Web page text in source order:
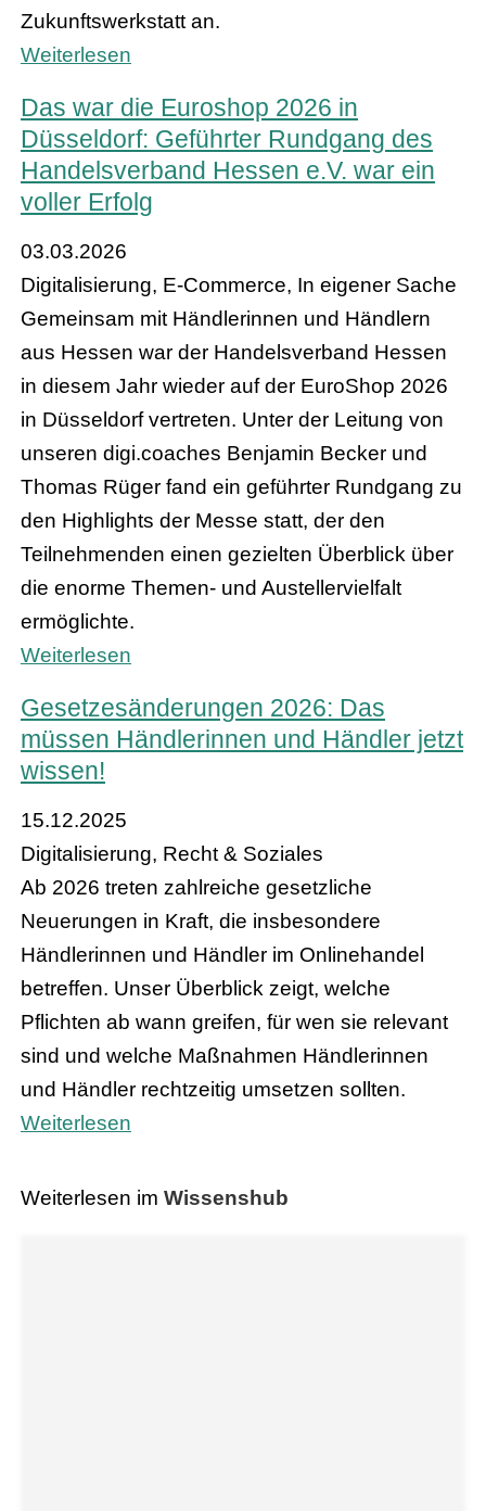
Zukunftswerkstatt an.
Weiterlesen
Das war die Euroshop 2026 in
Düsseldorf: Geführter Rundgang des
Handelsverband Hessen e.V. war ein
voller Erfolg
03.03.2026
Digitalisierung, E-Commerce, In eigener Sache
Gemeinsam mit Händlerinnen und Händlern
aus Hessen war der Handelsverband Hessen
in diesem Jahr wieder auf der EuroShop 2026
in Düsseldorf vertreten. Unter der Leitung von
unseren digi.coaches Benjamin Becker und
Thomas Rüger fand ein geführter Rundgang zu
den Highlights der Messe statt, der den
Teilnehmenden einen gezielten Überblick über
die enorme Themen- und Austellervielfalt
ermöglichte.
Weiterlesen
Gesetzesänderungen 2026: Das
müssen Händlerinnen und Händler jetzt
wissen!
15.12.2025
Digitalisierung, Recht & Soziales
Ab 2026 treten zahlreiche gesetzliche
Neuerungen in Kraft, die insbesondere
Händlerinnen und Händler im Onlinehandel
betreffen. Unser Überblick zeigt, welche
Pflichten ab wann greifen, für wen sie relevant
sind und welche Maßnahmen Händlerinnen
und Händler rechtzeitig umsetzen sollten.
Weiterlesen
Weiterlesen im Wissenshub